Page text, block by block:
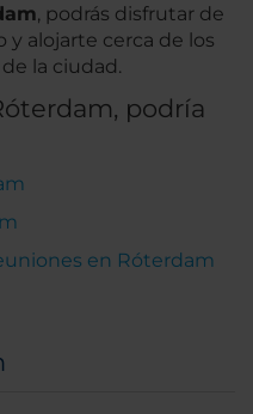
, podrás disfrutar de
y alojarte cerca de los
la ciudad.
podría
en Róterdam